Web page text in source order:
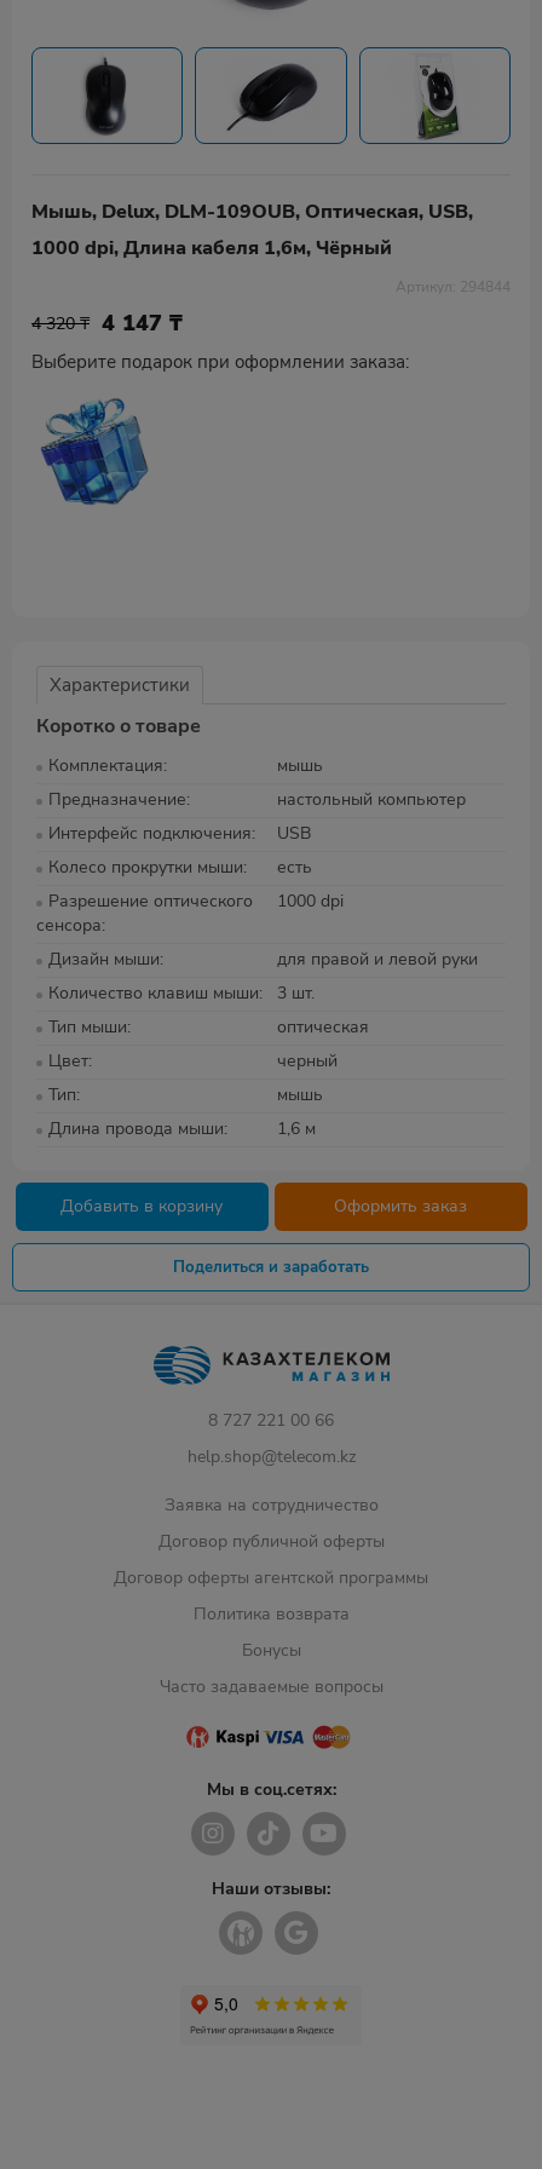
Мышь, Delux, DLM-109OUB, Оптическая, USB,
1000 dpi, Длина кабеля 1,6м, Чёрный
Артикул: 294844
4 320 ₸ 4 147₸
Выберите подарок при оформлении заказа:
Характеристики
Коротко о товаре
Комплектация
мышь
Предназначение
настольный компьютер
Интерфейс подключения
USB
Колесо прокрутки мыши
есть
Разрешение оптического
сенсора
1000 dpi
Дизайн мыши
для правой и левой руки
Количество клавиш мыши
3 шт.
Тип мыши
оптическая
Цвет
черный
Тип
мышь
Длина провода мыши
1,6 м
Добавить в корзину Оформить заказ
Поделиться и заработать
8 727 221 00 66
help.shop@telecom.kz
Заявка на сотрудничество
Договор публичной оферты
Договор оферты агентской программы
Политика возврата
Бонусы
Часто задаваемые вопросы
Мы в соц.сетях:
Наши отзывы: